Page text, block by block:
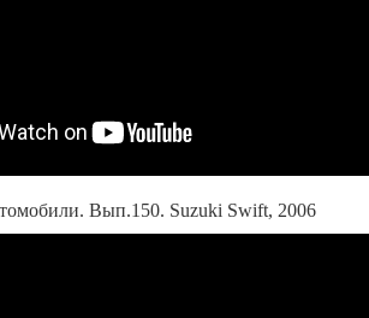
Вып.150. Suzuki Swift, 2006